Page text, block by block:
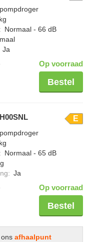
: Normaal - 66 dB
Ja
Op voorraad
Bestel
E
: Normaal - 65 dB
: Ja
Op voorraad
Bestel
afhaalpunt